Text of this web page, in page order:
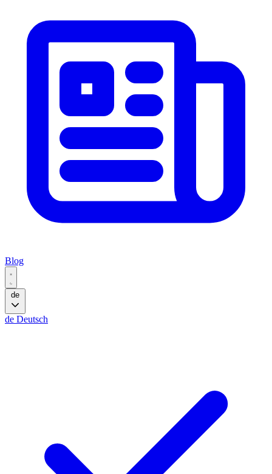
Blog
de
de Deutsch